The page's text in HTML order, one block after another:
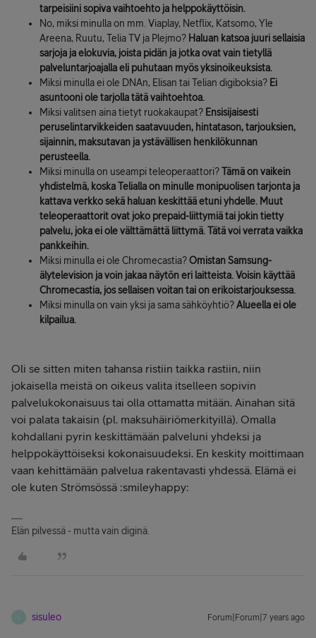
tarpeisiini sopiva vaihtoehto ja helppokäyttöisin.
No, miksi minulla on mm. Viaplay, Netflix, Katsomo, Yle
Areena, Ruutu, Telia TV ja Plejmo? Haluan katsoa juuri sellaisia
sarjoja ja elokuvia, joista pidän ja jotka ovat vain tietyllä
palveluntarjoajalla eli puhutaan myös yksinoikeuksista.
Miksi minulla ei ole DNAn, Elisan tai Telian digiboksia? Ei
asuntooni ole tarjolla tätä vaihtoehtoa.
Miksi valitsen aina tietyt ruokakaupat? Ensisijaisesti
peruselintarvikkeiden saatavuuden, hintatason, tarjouksien,
sijainnin, maksutavan ja ystävällisen henkilökunnan
perusteella.
Miksi minulla on useampi teleoperaattori?Tämä on vaikein
yhdistelmä, koska Telialla on minulle monipuolisen tarjonta ja
kattava verkko sekä haluan keskittää etuni yhdelle. Muut
teleoperaattorit ovat joko prepaid-liittymiä tai jokin tietty
palvelu, joka ei ole välttämättä liittymä. Tätä voi verrata vaikka
pankkeihin.
Miksi minulla ei ole Chromecastia?Omistan Samsung-
älytelevision ja voin jakaa näytön eri laitteista. Voisin käyttää
Chromecastia, jos sellaisen voitan tai on erikoistarjouksessa.
Miksi minulla on vain yksi ja sama sähköyhtiö?Alueella ei ole
kilpailua.
Oli se sitten miten tahansa ristiin taikka rastiin, niin
jokaisella meistä on oikeus valita itselleen sopivin
palvelukokonaisuus tai olla ottamatta mitään. Ainahan sitä
voi palata takaisin (pl. maksuhäiriömerkityillä). Omalla
kohdallani pyrin keskittämään palveluni yhdeksi ja
helppokäyttöiseksi kokonaisuudeksi. En keskity moittimaan
vaan kehittämään palvelua rakentavasti yhdessä. Elämä ei
ole kuten Strömsössä :smileyhappy:
Elän pilvessä - mutta vain diginä.
sisuleo Forum|Forum|7 years ago